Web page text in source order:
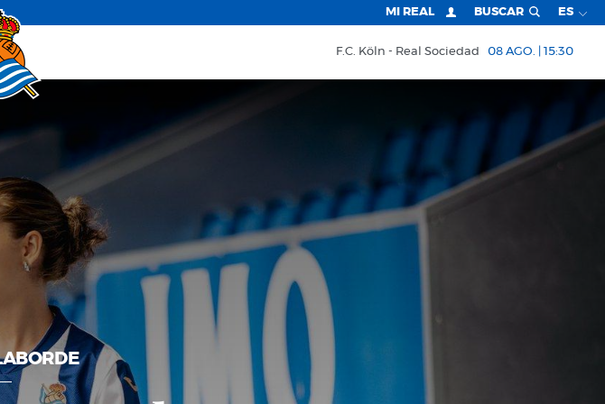
MI REAL BUSCAR ES
F.C. Köln Real Sociedad 08 AGO. | 15:30